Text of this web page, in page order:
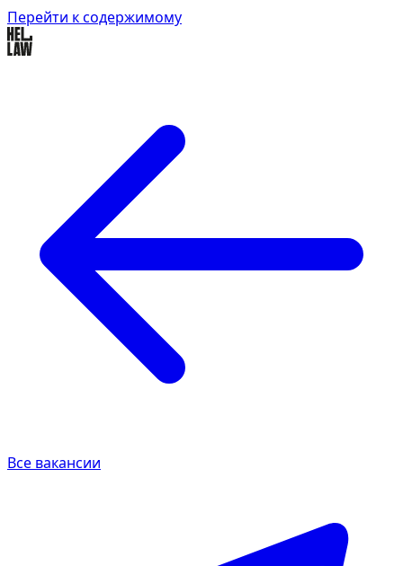
Перейти к содержимому
Все вакансии